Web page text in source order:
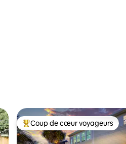
Coups de cœur voyageurs les
Coup de cœur voyageurs